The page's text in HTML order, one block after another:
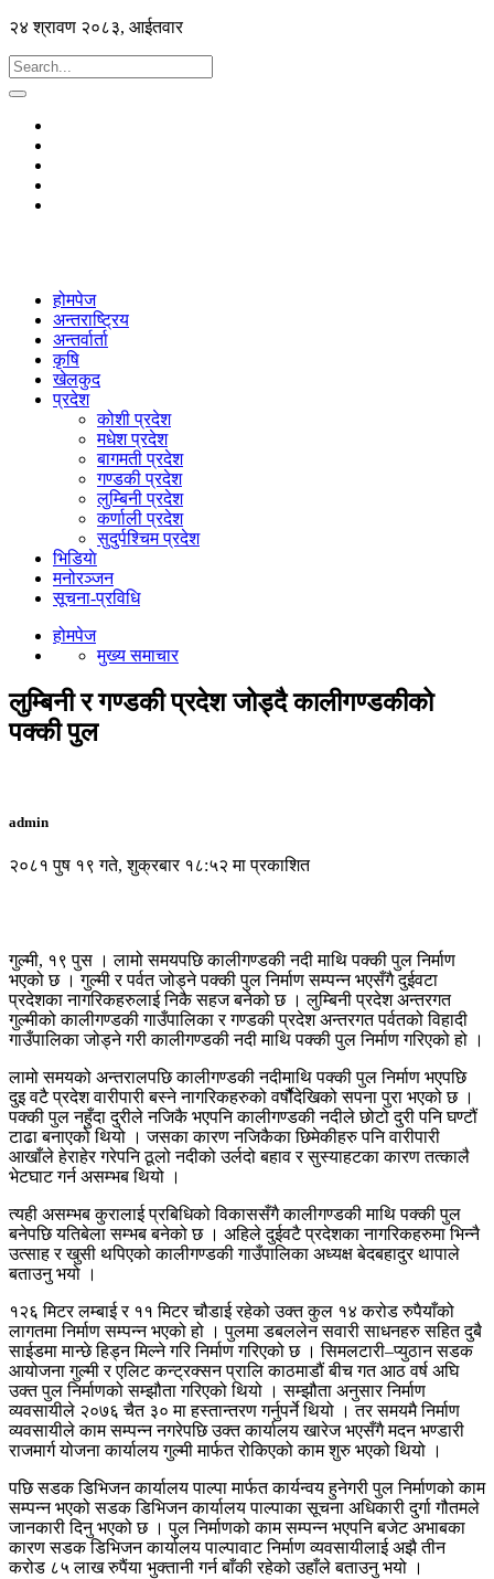
२४ श्रावण २०८३, आईतवार
होमपेज
अन्तराष्ट्रिय
अन्तर्वार्ता
कृषि
खेलकुद
प्रदेश
कोशी प्रदेश
मधेश प्रदेश
बागमती प्रदेश
गण्डकी प्रदेश
लुम्बिनी प्रदेश
कर्णाली प्रदेश
सुदुर्पश्चिम प्रदेश
भिडियाे
मनोरञ्जन
सूचना-प्रविधि
होमपेज
मुख्य समाचार
लुम्बिनी र गण्डकी प्रदेश जोड्दै कालीगण्डकीको
पक्की पुल
admin
२०८१ पुष १९ गते, शुक्रबार १८:५२ मा प्रकाशित
गुल्मी, १९ पुस । लामो समयपछि कालीगण्डकी नदी माथि पक्की पुल निर्माण
भएको छ । गुल्मी र पर्वत जोड्ने पक्की पुल निर्माण सम्पन्न भएसँगै दुईवटा
प्रदेशका नागरिकहरुलाई निकै सहज बनेको छ । लुम्बिनी प्रदेश अन्तरगत
गुल्मीको कालीगण्डकी गाउँपालिका र गण्डकी प्रदेश अन्तरगत पर्वतको विहादी
गाउँपालिका जोड्ने गरी कालीगण्डकी नदी माथि पक्की पुल निर्माण गरिएको हो ।
लामो समयको अन्तरालपछि कालीगण्डकी नदीमाथि पक्की पुल निर्माण भएपछि
दुइ वटै प्रदेश वारीपारी बस्ने नागरिकहरुको वर्षौैदेखिको सपना पुरा भएको छ ।
पक्की पुल नहुँदा दुरीले नजिकै भएपनि कालीगण्डकी नदीले छोटो दुरी पनि घण्टौं
टाढा बनाएको थियो । जसका कारण नजिकैका छिमेकीहरु पनि वारीपारी
आखाँले हेराहेर गरेपनि ठूलो नदीको उर्लदो बहाव र सुस्याहटका कारण तत्कालै
भेटघाट गर्न असम्भब थियो ।
त्यही असम्भब कुरालाई प्रबिधिको विकाससँगै कालीगण्डकी माथि पक्की पुल
बनेपछि यतिबेला सम्भब बनेको छ । अहिले दुईवटै प्रदेशका नागरिकहरुमा भिन्नै
उत्साह र खुसी थपिएको कालीगण्डकी गाउँपालिका अध्यक्ष बेदबहादुर थापाले
बताउनु भयो ।
१२६ मिटर लम्बाई र ११ मिटर चौडाई रहेको उक्त कुल १४ करोड रुपैयाँको
लागतमा निर्माण सम्पन्न भएको हो । पुलमा डबललेन सवारी साधनहरु सहित दुबै
साईडमा मान्छे हिड्न मिल्ने गरि निर्माण गरिएको छ । सिमलटारी–प्युठान सडक
आयोजना गुल्मी र एलिट कन्ट्रक्सन प्रालि काठमाडौं बीच गत आठ वर्ष अघि
उक्त पुल निर्माणको सम्झौता गरिएको थियो । सम्झौता अनुसार निर्माण
व्यवसायीले २०७६ चैत ३० मा हस्तान्तरण गर्नुपर्ने थियो । तर समयमै निर्माण
व्यवसायीले काम सम्पन्न नगरेपछि उक्त कार्यालय खारेज भएसँगै मदन भण्डारी
राजमार्ग योजना कार्यालय गुल्मी मार्फत रोकिएको काम शुरु भएको थियो ।
पछि सडक डिभिजन कार्यालय पाल्पा मार्फत कार्यन्वय हुनेगरी पुल निर्माणको काम
सम्पन्न भएको सडक डिभिजन कार्यालय पाल्पाका सूचना अधिकारी दुर्गा गौतमले
जानकारी दिनु भएको छ । पुल निर्माणको काम सम्पन्न भएपनि बजेट अभाबका
कारण सडक डिभिजन कार्यालय पाल्पावाट निर्माण व्यवसायीलाई अझै तीन
करोड ८५ लाख रुपैंया भुक्तानी गर्न बाँकी रहेको उहाँले बताउनु भयो ।